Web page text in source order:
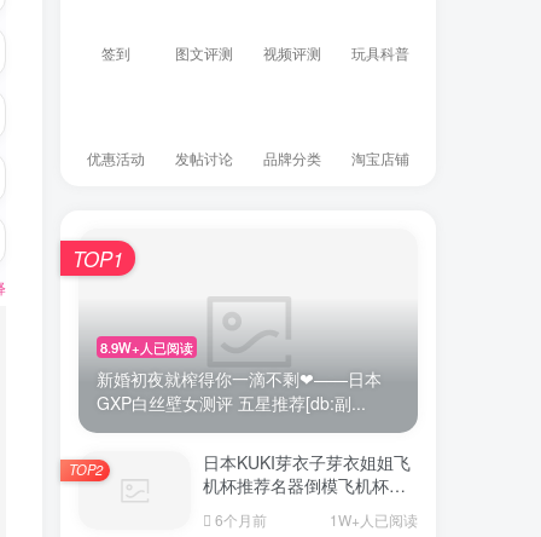
签到 图文评测 视频评测 玩具科普
优惠活动 发帖讨论 品牌分类 淘宝店铺
8.9W+人已阅读
新婚初夜就榨得你一滴不剩❤——日本
GXP白丝壁女测评 五星推荐[db:副...
TOP1
日本KUKI芽衣子芽衣姐姐飞
机杯推荐名器倒模飞机杯测
6个月前 1W+人已阅读
TOP2